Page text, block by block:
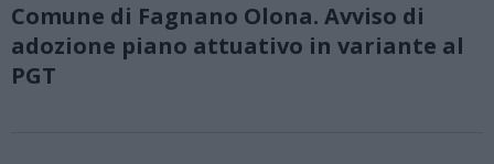
Comune di Fagnano Olona. Avviso di
adozione piano attuativo in variante al
PGT